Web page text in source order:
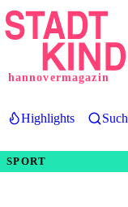
Direkt
zum
hannovermagazin
Highlights
SPORT